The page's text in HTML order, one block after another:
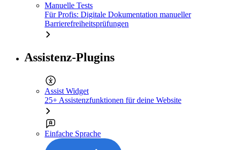
Manuelle Tests
Für Profis: Digitale Dokumentation manueller
Barrierefreiheitsprüfungen
Assistenz-Plugins
Assist Widget
25+ Assistenzfunktionen für deine Website
Einfache Sprache